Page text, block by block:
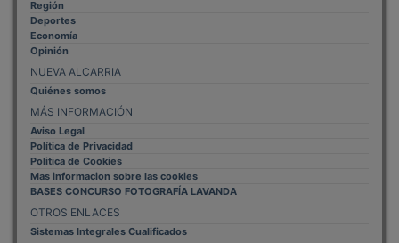
Deportes
Economía
Opinión
NUEVA ALCARRIA
Quiénes somos
MÁS INFORMACIÓN
Aviso Legal
Política de Privacidad
Politica de Cookies
Mas informacion sobre las cookies
BASES CONCURSO FOTOGRAFÍA LAVANDA
Sistemas Integrales Cualificados
Entrada Bloggers